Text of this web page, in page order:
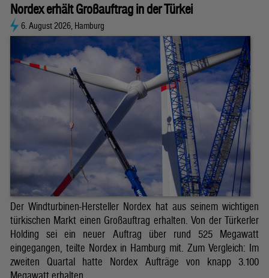
Nordex erhält Großauftrag in der Türkei
6. August 2026, Hamburg
Der Windturbinen-Hersteller Nordex hat aus seinem wichtigen
türkischen Markt einen Großauftrag erhalten. Von der Türkerler
Holding sei ein neuer Auftrag über rund 525 Megawatt
eingegangen, teilte Nordex in Hamburg mit. Zum Vergleich: Im
zweiten Quartal hatte Nordex Aufträge von knapp 3.100